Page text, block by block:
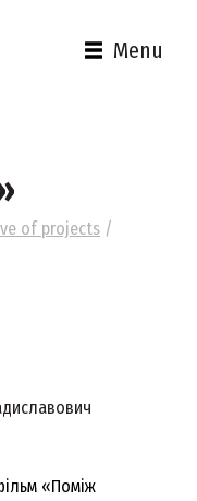
Menu
of projects /
«‎Поміж